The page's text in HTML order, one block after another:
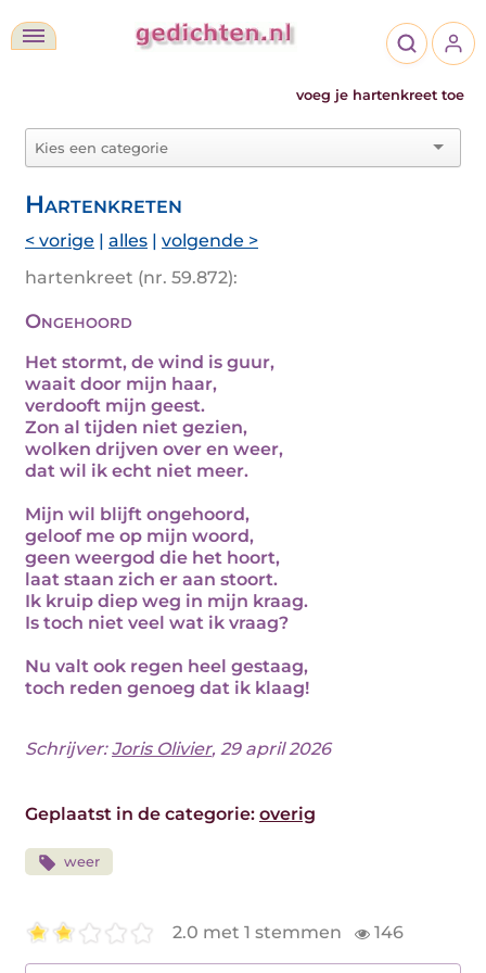
voeg je hartenkreet toe
Hartenkreten
< vorige | alles | volgende >
hartenkreet (nr. 59.872):
Ongehoord
Het stormt, de wind is guur,
waait door mijn haar,
verdooft mijn geest.
Zon al tijden niet gezien,
wolken drijven over en weer,
dat wil ik echt niet meer.
Mijn wil blijft ongehoord,
geloof me op mijn woord,
geen weergod die het hoort,
laat staan zich er aan stoort.
Ik kruip diep weg in mijn kraag.
Is toch niet veel wat ik vraag?
Nu valt ook regen heel gestaag,
toch reden genoeg dat ik klaag!
Schrijver:Joris Olivier, 29 april 2026
Geplaatst in de categorie: overig
weer
2.0 met 1 stemmen 146